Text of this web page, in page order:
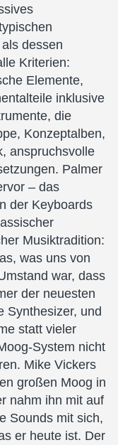
dessen
Kriterien:
Elemente,
inklusive
die
Konzeptalben,
anspruchsvolle
Palmer
– das
der Keyboards
Musiktradition:
was uns von
war, dass
der neuesten
Synthesizer, und
statt vieler
System nicht
Mike Vickers
großen Moog in
nahm ihn mit auf
Sounds mit sich,
er heute ist. Der